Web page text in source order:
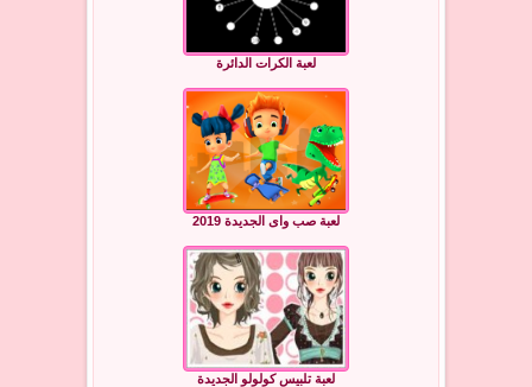
لعبة الكرات الدائرة
لعبة صب واى الجديدة 2019
لعبة تلبيس كولولو الجديدة